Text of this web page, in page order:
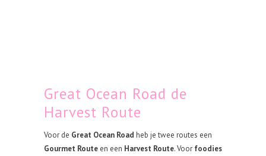
Great Ocean Road de
Harvest Route
Voor de Great Ocean Road heb je twee routes een
Gourmet Route en een Harvest Route. Voor foodies